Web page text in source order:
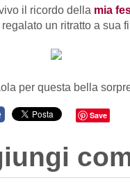
il ricordo della mia
un ritratto a sua
per questa bella
Save